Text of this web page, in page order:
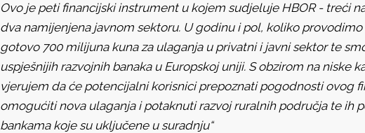
Ovo je peti financijski instrument u kojem sudjeluje HBOR - treći
dva namijenjena javnom sektoru. U godinu i pol, koliko
gotovo 700 milijuna kuna za ulaganja u privatni i javni sektor te
uspješnijih razvojnih banaka u Europskoj uniji. S obzirom na niske
vjerujem da će potencijalni korisnici prepoznati pogodnosti ovog
omogućiti nova ulaganja i potaknuti razvoj ruralnih područja te ih
bankama koje su uključene u suradnju“